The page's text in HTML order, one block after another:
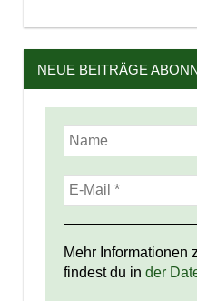
NEUE BEITRÄGE
Mehr Informationen
findest du in der